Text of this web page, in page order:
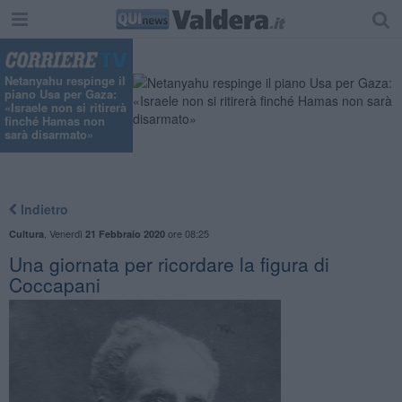
Netanyahu respinge il
piano Usa per Gaza:
«Israele non si ritirerà
finché Hamas non
sarà disarmato»
Indietro
Cultura Venerdì 21 Febbraio 2020ore 08:25
Una giornata per ricordare la figura di
Coccapani